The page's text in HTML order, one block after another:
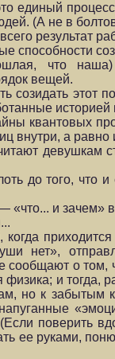
единый
(А не в
результат
способности
что
вещей.
этот
историей
квантовых
внутри, а
девушкам
до того, что
«что... и зачем»
нет»,
сообщают о том,
и тогда,
но к забытым
поверить
ее руками,